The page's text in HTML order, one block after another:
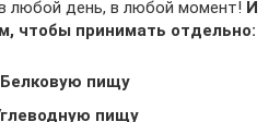
любой день, в любой момент! И
чтобы принимать отдельно:
Белковую пищу
пищу